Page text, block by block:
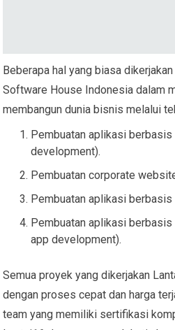
Beberapa hal yang biasa
Software House Indonesia dalam
membangun dunia bisnis melalui
Pembuatan aplikasi
development).
Pembuatan corporate
Pembuatan aplikasi
Pembuatan aplikasi
app development).
Semua proyek yang dikerjakan
dengan proses cepat dan harga
team yang memiliki sertifikasi